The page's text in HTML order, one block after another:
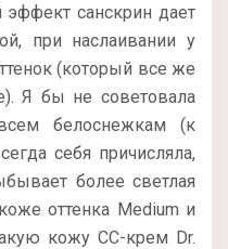
эффект санскрин дает
при наслаивании у
(который все же
Я бы не советовала
белоснежкам (к
себя причисляла,
более светлая
оттенка Medium и
кожу СС-крем Dr.